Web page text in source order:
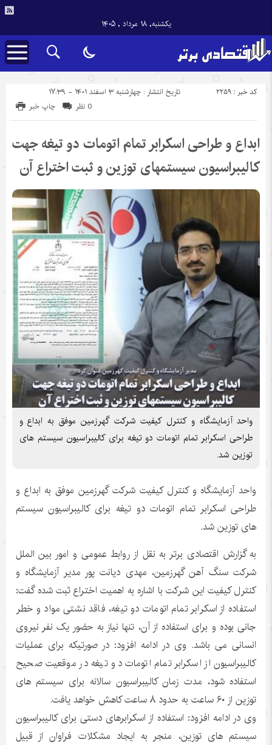
یکشنبه, ۱۸ مرداد , ۱۴۰۵
تاریخ انتشار : چهارشنبه ۳ اسفند ۱۴۰۱ - ۱۷:۳۹ کد خبر : 2259
چاپ خبر 0 نظر
ابداع و طراحی اسکرابر تمام اتومات دو تیغه جهت
کالیبراسیون سیستمهای توزین و ثبت اختراع آن
واحد آزمایشگاه و کنترل کیفیت شرکت گهرزمین موفق به ابداع و
طراحی اسکرابر تمام اتومات دو تیغه برای کالیبراسیون سیستم های
توزین شد.
واحد آزمایشگاه و کنترل کیفیت شرکت گهرزمین موفق به ابداع و
طراحی اسکرابر تمام اتومات دو تیغه برای کالیبراسیون سیستم
های توزین شد.
به گزارش اقتصادی برتر به نقل از روابط عمومی و امور بین الملل
شرکت سنگ آهن گهرزمین، مهدی دیانت پور مدیر آزمایشگاه و
کنترل کیفیت این شرکت با اشاره به اهمیت اختراع ثبت شده گفت:
استفاده از اسکرابر تمام اتومات دو تیغه، فاقد نشتی مواد و خطر
جانی بوده و برای استفاده از آن، تنها نیاز به حضور یک نفر نیروی
انسانی می باشد. وی در ادامه افزود: در صورتیکه برای عملیات
کالیبراسیون از اسکرابر تمام اتومات دو تیغه در موقعیت صحیح
استفاده شود، مدت زمان کالیبراسیون سالانه برای سیستم های
توزین از ۶۰ ساعت به حدود ۸ ساعت کاهش خواهد یافت.
وی در ادامه افزود: استفاده از اسکرابرهای دستی برای کالیبراسیون
سیستم های توزین، منجر به ایجاد مشکلات فراوان از قبیل